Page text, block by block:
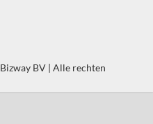
Bizway BV | Alle rechten